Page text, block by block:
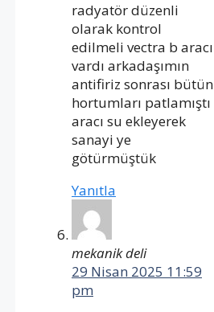
radyatör düzenli
olarak kontrol
edilmeli vectra b aracı
vardı arkadaşımın
antifiriz sonrası bütün
hortumları patlamıştı
aracı su ekleyerek
sanayi ye
götürmüştük
Yanıtla
mekanik deli
29 Nisan 2025 11:59
pm